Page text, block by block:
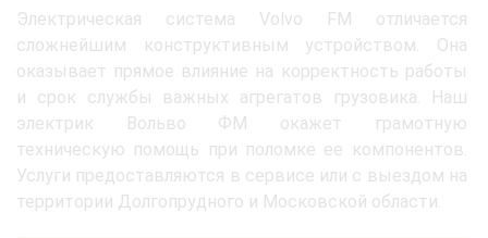
Электрическая система Volvo FM отличается
сложнейшим конструктивным устройством. Она
оказывает прямое влияние на корректность работы
и срок службы важных агрегатов грузовика. Наш
электрик Вольво ФМ окажет грамотную
техническую помощь при поломке ее компонентов.
Услуги предоставляются в сервисе или с выездом на
территории Долгопрудного и Московской области.